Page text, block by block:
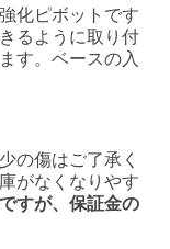
化ピボットです
るように取り付
す。ベースの入
の傷はご了承く
がなくなりやす
すが、保証金の